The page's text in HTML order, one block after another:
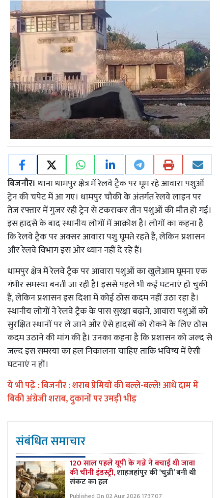
बिजनौर। थाना धामपुर क्षेत्र में रेलवे ट्रैक पर घूम रहे आवारा पशुओं
ट्रेन की चपेट में आ गए। धामपुर चौकी के अंतर्गत रेलवे लाइन पर
तेज रफ्तार में गुजर रही ट्रेन से टकराकर तीन पशुओं की मौत हो गई।
इस हादसे के बाद स्थानीय लोगों में आक्रोश है। लोगों का कहना है
कि रेलवे ट्रैक पर अक्सर आवारा पशु घूमते रहते हैं, लेकिन प्रशासन
और रेलवे विभाग इस ओर ध्यान नहीं दे रहे हैं।
धामपुर क्षेत्र में रेलवे ट्रैक पर आवारा पशुओं का खुलेआम घूमना एक
गंभीर समस्या बनती जा रही है। इससे पहले भी कई घटनाएं हो चुकी
हैं, लेकिन प्रशासन इस दिशा में कोई ठोस कदम नहीं उठा रहा है।
स्थानीय लोगों ने रेलवे ट्रैक के पास सुरक्षा बढ़ाने, आवारा पशुओं को
सुरक्षित स्थानों पर ले जाने और ऐसे हादसों को रोकने के लिए ठोस
कदम उठाने की मांग की है। उनका कहना है कि प्रशासन को जल्द से
जल्द इस समस्या का हल निकालना चाहिए ताकि भविष्य में ऐसी
घटनाएं न हों।
ये भी पढे़ं :बिजनौर : शराब प्रेमियों की बल्ले-बल्ले! आधे दाम में
बिकी अंग्रेजी शराब, दुकानों पर उमड़ी भीड़
संबंधित समाचार
120 साल पहले यूपी के गन्ने ने बचाई थी जावा
की चीनी इंडस्ट्री,शाहजहांपुर की ‘चुन्नी’ बनी थी
संकट का हल